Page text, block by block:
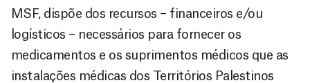
MSF, dispõe dos recursos – financeiros e/ou
logísticos – necessários para fornecer os
medicamentos e os suprimentos médicos que as
instalações médicas dos Territórios Palestinos